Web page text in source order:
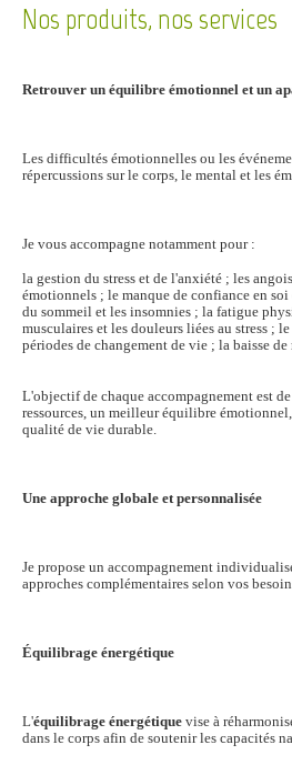
Nos produits, nos services
Retrouver un équilibre émotionnel et un
Les difficultés émotionnelles ou les
répercussions sur le corps, le mental et les
Je vous accompagne notamment pour :
la gestion du stress et de l'anxiété ; les
émotionnels ; le manque de confiance en
du sommeil et les insomnies ; la fatigue
musculaires et les douleurs liées au stress ;
périodes de changement de vie ; la baisse
L'objectif de chaque accompagnement est
ressources, un meilleur équilibre
qualité de vie durable.
Une approche globale et personnalisée
Je propose un accompagnement
approches complémentaires selon vos
Équilibrage énergétique
L'équilibrage énergétique vise à
dans le corps afin de soutenir les capacités